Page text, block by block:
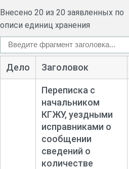
Внесено 20 из 20 заявленных по
описи единиц хранения
Дело Заголовок
Переписка с
начальником
КГЖУ, уездными
исправниками о
сообщении
сведений о
количестве